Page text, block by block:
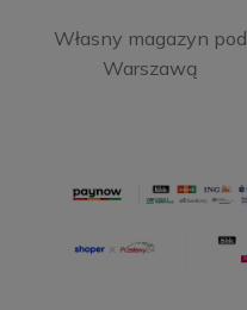
Własny magazyn pod
Warszawą